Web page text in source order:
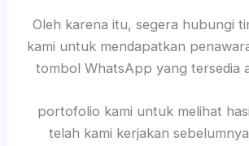
Oleh karena itu, segera hubungi
kami untuk mendapatkan
tombol WhatsApp yang tersedia
portofolio kami untuk melihat
telah kami kerjakan